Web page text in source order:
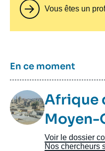
Vous êtes un
Titre
En ce moment
Image
TaxonomieAfrique
Moyen-
Voir le dossier
Nos chercheurs